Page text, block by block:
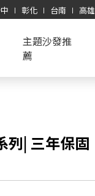
∣ 彰化 ∣ 台南 ∣ 高雄
主題沙發推
薦
列| 三年保固